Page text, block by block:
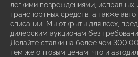
легкими повреждениями, исправных
транспортных средств, а также
списании. Мы открыты для всех,
дилерским аукционам без
Делайте ставки на более чем
тем же оптовым ценам, что и